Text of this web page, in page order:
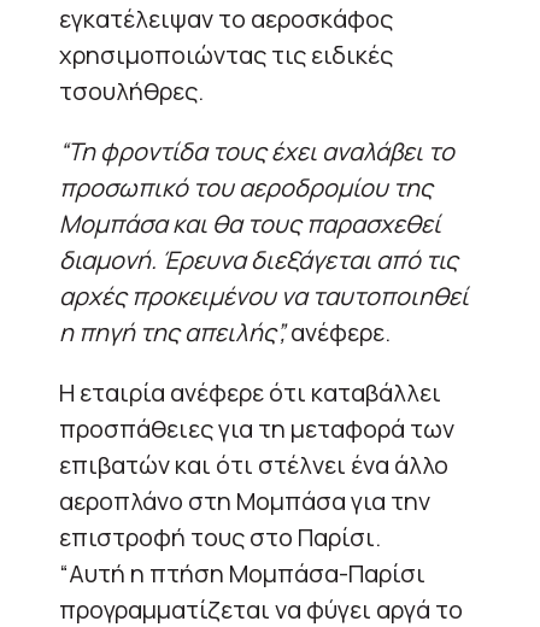
εγκατέλειψαν το αεροσκάφος
χρησιμοποιώντας τις ειδικές
τσουλήθρες.
“Τη φροντίδα τους έχει αναλάβει το
προσωπικό του αεροδρομίου της
Μομπάσα και θα τους παρασχεθεί
διαμονή. Έρευνα διεξάγεται από τις
αρχές προκειμένου να ταυτοποιηθεί
η πηγή της απειλής”,ανέφερε.
Η εταιρία ανέφερε ότι καταβάλλει
προσπάθειες για τη μεταφορά των
επιβατών και ότι στέλνει ένα άλλο
αεροπλάνο στη Μομπάσα για την
επιστροφή τους στο Παρίσι.
“Αυτή η πτήση Μομπάσα-Παρίσι
προγραμματίζεται να φύγει αργά το